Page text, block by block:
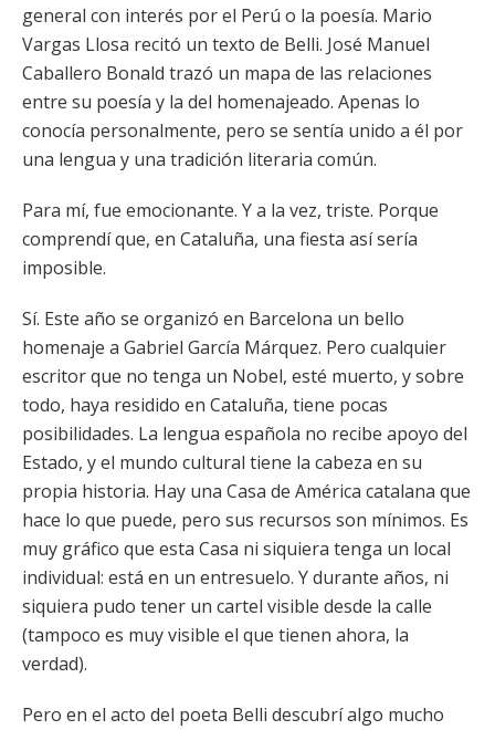
general con interés por el Perú o la poesía. Mario
Vargas Llosa recitó un texto de Belli. José Manuel
Caballero Bonald trazó un mapa de las relaciones
entre su poesía y la del homenajeado. Apenas lo
conocía personalmente, pero se sentía unido a él por
una lengua y una tradición literaria común.
Para mí, fue emocionante. Y a la vez, triste. Porque
comprendí que, en Cataluña, una fiesta así sería
imposible.
Sí. Este año se organizó en Barcelona un bello
homenaje a Gabriel García Márquez. Pero cualquier
escritor que no tenga un Nobel, esté muerto, y sobre
todo, haya residido en Cataluña, tiene pocas
posibilidades. La lengua española no recibe apoyo del
Estado, y el mundo cultural tiene la cabeza en su
propia historia. Hay una Casa de América catalana que
hace lo que puede, pero sus recursos son mínimos. Es
muy gráfico que esta Casa ni siquiera tenga un local
individual: está en un entresuelo. Y durante años, ni
siquiera pudo tener un cartel visible desde la calle
(tampoco es muy visible el que tienen ahora, la
verdad).
Pero en el acto del poeta Belli descubrí algo mucho